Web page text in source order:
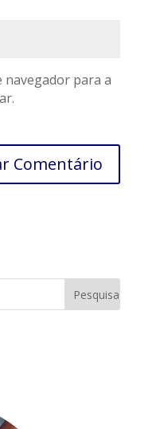
navegador para a